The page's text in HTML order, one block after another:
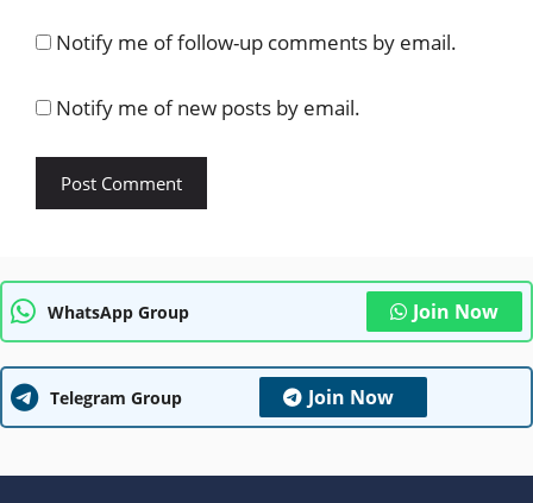
Notify me of follow-up comments by email.
Notify me of new posts by email.
WhatsApp Group Join Now
Telegram Group Join Now